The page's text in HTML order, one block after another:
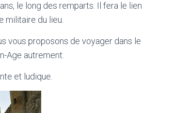
le long des remparts. Il fera le lien
militaire du lieu.
vous proposons de voyager dans le
Age autrement.
et ludique.